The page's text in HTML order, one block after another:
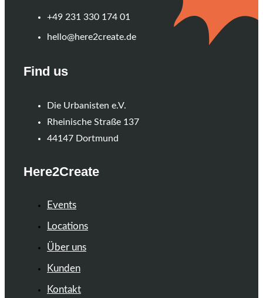
+49 231 330 174 01
hello@here2create.de
Find us
Die Urbanisten e.V.
Rheinische Straße 137
44147 Dortmund
Here2Create
Events
Locations
Über uns
Kunden
Kontakt